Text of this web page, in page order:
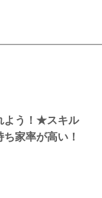
よう！★スキル
家率が高い！